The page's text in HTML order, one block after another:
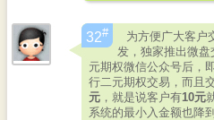
32#
为方便广大客户
发，独家推出微
元期权微信公众号后，
行二元期权交易，而且
元 ，就是说客户有10元
系统的最小入金额也降